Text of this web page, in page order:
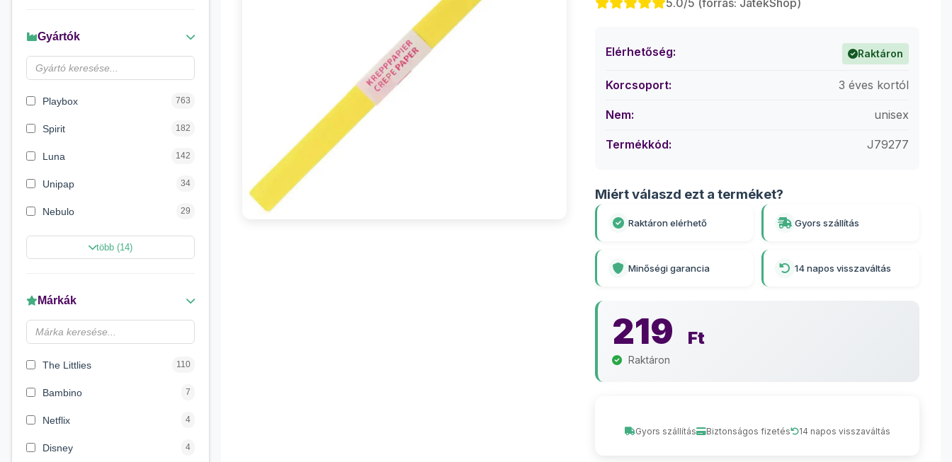
Gyártók
Playbox 763
Spirit 182
Luna 142
Unipap 34
Nebulo 29
Magic Toys 26
LENA
Make it Real 5
több (14)
Márkák
The Littlies 110
Bambino 7
Netflix 4
Disney 4
Elérhetőség: Raktáron
Korcsoport: 3 éves kortól
Nem: unisex
Termékkód: J79277
Miért válaszd ezt a terméket?
Raktáron elérhető Gyors szállítás
Minőségi garancia 14 napos visszaváltás
219 Ft
Raktáron
Gyors szállítás Biztonságos fizetés 14 napos visszaváltás